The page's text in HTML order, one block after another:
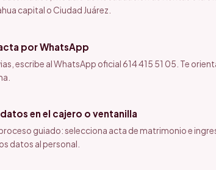
capital o Ciudad Juárez.
por WhatsApp
escribe al WhatsApp oficial 614 415 51 05. Te
en el cajero o ventanilla
guiado: selecciona acta de matrimonio e
datos al personal.